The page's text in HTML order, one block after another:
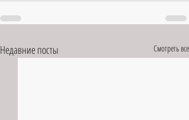
Недавние посты Смотреть все